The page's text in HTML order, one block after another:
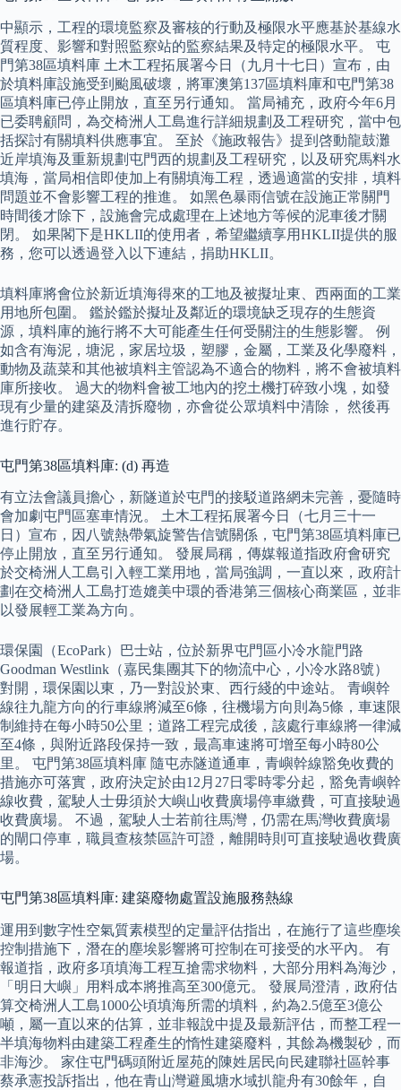
中顯示，工程的環境監察及審核的行動及極限水平應基於基線水
質程度、影響和對照監察站的監察結果及特定的極限水平。 屯
門第38區填料庫 土木工程拓展署今日（九月十七日）宣布，由
於填料庫設施受到颱風破壞，將軍澳第137區填料庫和屯門第38
區填料庫已停止開放，直至另行通知。 當局補充，政府今年6月
已委聘顧問，為交椅洲人工島進行詳細規劃及工程研究，當中包
括探討有關填料供應事宜。 至於《施政報告》提到啓動龍鼓灘
近岸填海及重新規劃屯門西的規劃及工程研究，以及研究馬料水
填海，當局相信即使加上有關填海工程，透過適當的安排，填料
問題並不會影響工程的推進。 如黑色暴雨信號在設施正常關門
時間後才除下，設施會完成處理在上述地方等候的泥車後才關
閉。 如果閣下是HKLII的使用者，希望繼續享用HKLII提供的服
務，您可以透過登入以下連結，捐助HKLII。
填料庫將會位於新近填海得來的工地及被擬址東、西兩面的工業
用地所包圍。 鑑於鑑於擬址及鄰近的環境缺乏現存的生態資
源，填料庫的施行將不大可能產生任何受關注的生態影響。 例
如含有海泥，塘泥，家居垃圾，塑膠，金屬，工業及化學廢料，
動物及蔬菜和其他被填料主管認為不適合的物料，將不會被填料
庫所接收。 過大的物料會被工地內的挖土機打碎致小塊，如發
現有少量的建築及清拆廢物，亦會從公眾填料中清除， 然後再
進行貯存。
屯門第38區填料庫: (d) 再造
有立法會議員擔心，新隧道於屯門的接駁道路網未完善，憂隨時
會加劇屯門區塞車情況。 土木工程拓展署今日（七月三十一
日）宣布，因八號熱帶氣旋警告信號關係，屯門第38區填料庫已
停止開放，直至另行通知。 發展局稱，傳媒報道指政府會研究
於交椅洲人工島引入輕工業用地，當局強調，一直以來，政府計
劃在交椅洲人工島打造媲美中環的香港第三個核心商業區，並非
以發展輕工業為方向。
環保園（EcoPark）巴士站，位於新界屯門區小冷水龍門路
Goodman Westlink（嘉民集團其下的物流中心，小冷水路8號）
對開，環保園以東，乃一對設於東、西行綫的中途站。 青嶼幹
線往九龍方向的行車線將減至6條，往機場方向則為5條，車速限
制維持在每小時50公里；道路工程完成後，該處行車線將一律減
至4條，與附近路段保持一致，最高車速將可增至每小時80公
里。 屯門第38區填料庫 隨屯赤隧道通車，青嶼幹線豁免收費的
措施亦可落實，政府決定於由12月27日零時零分起，豁免青嶼幹
線收費，駕駛人士毋須於大嶼山收費廣場停車繳費，可直接駛過
收費廣場。 不過，駕駛人士若前往馬灣，仍需在馬灣收費廣場
的閘口停車，職員查核禁區許可證，離開時則可直接駛過收費廣
場。
屯門第38區填料庫: 建築廢物處置設施服務熱線
運用到數字性空氣質素模型的定量評估指出，在施行了這些塵埃
控制措施下，潛在的塵埃影響將可控制在可接受的水平內。 有
報道指，政府多項填海工程互搶需求物料，大部分用料為海沙，
「明日大嶼」用料成本將推高至300億元。 發展局澄清，政府估
算交椅洲人工島1000公頃填海所需的填料，約為2.5億至3億公
噸，屬一直以來的估算，並非報說中提及最新評估，而整工程一
半填海物料由建築工程產生的惰性建築廢料，其餘為機製砂，而
非海沙。 家住屯門碼頭附近屋苑的陳姓居民向民建聯社區幹事
蔡承憲投訴指出，他在青山灣避風塘水域扒龍舟有30餘年，自